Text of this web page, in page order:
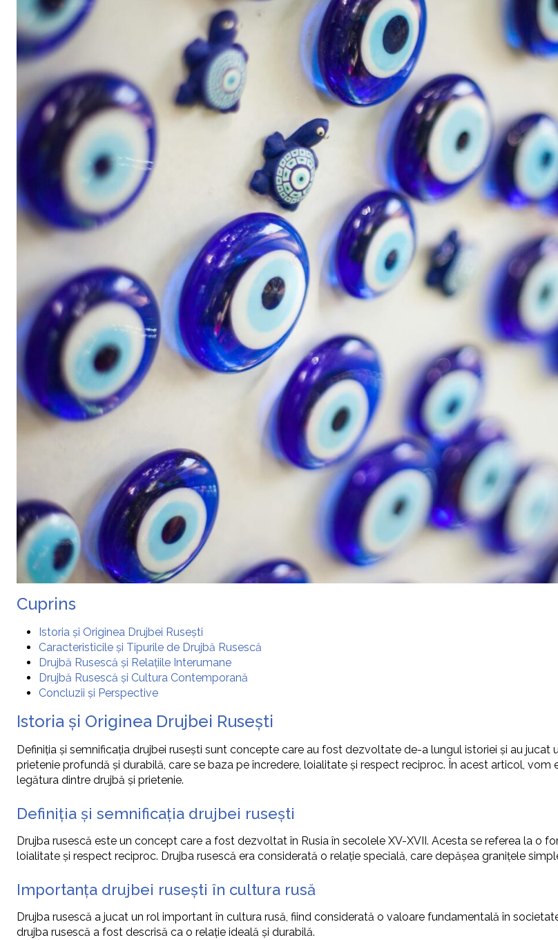
Cuprins
Istoria și Originea Drujbei Rusești
Caracteristicile și Tipurile de Drujbă Rusescă
Drujbă Rusescă și Relațiile Interumane
Drujbă Rusescă și Cultura Contemporană
Concluzii și Perspective
Istoria și Originea Drujbei Rusești
Definiția și semnificația drujbei rusești sunt concepte care au fost dezvoltate de-a lungul istoriei și au
prietenie profundă și durabilă, care se baza pe încredere, loialitate și respect reciproc. În acest articol,
legătura dintre drujbă și prietenie.
Definiția și semnificația drujbei rusești
Drujba rusescă este un concept care a fost dezvoltat în Rusia în secolele XV-XVII. Acesta se referea la o
loialitate și respect reciproc. Drujba rusescă era considerată o relație specială, care depășea granițele
Importanța drujbei rusești în cultura rusă
Drujba rusescă a jucat un rol important în cultura rusă, fiind considerată o valoare fundamentală în
drujba rusescă a fost descrisă ca o relație ideală și durabilă.